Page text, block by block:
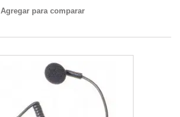
Agregar para comparar